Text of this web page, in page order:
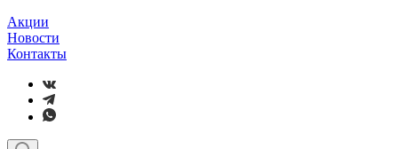
Акции
Новости
Контакты